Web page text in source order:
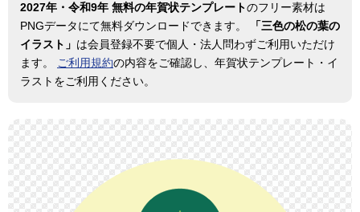
2027年・令和9年 無料の年賀状テンプレートのフリー素材は
PNGデータにて無料ダウンロードできます。
「三色の松の葉の
イラスト」 は会員登録不要で個人・法人問わずご利用いただけ
ます。
ご利用規約の内容をご確認し、年賀状テンプレート・イ
ラストをご利用ください。